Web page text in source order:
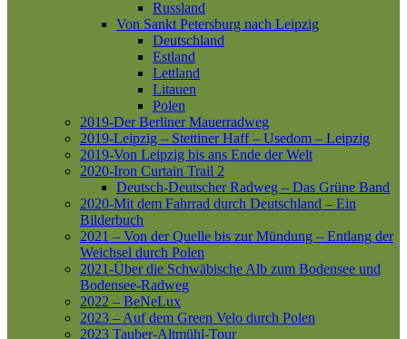
Russland
Von Sankt Petersburg nach Leipzig
Deutschland
Estland
Lettland
Litauen
Polen
2019-Der Berliner Mauerradweg
2019-Leipzig – Stettiner Haff – Usedom – Leipzig
2019-Von Leipzig bis ans Ende der Welt
2020-Iron Curtain Trail 2
Deutsch-Deutscher Radweg – Das Grüne Band
2020-Mit dem Fahrrad durch Deutschland – Ein
Bilderbuch
2021 – Von der Quelle bis zur Mündung – Entlang der
Weichsel durch Polen
2021-Über die Schwäbische Alb zum Bodensee und
Bodensee-Radweg
2022 – BeNeLux
2023 – Auf dem Green Velo durch Polen
2023 Tauber-Altmühl-Tour